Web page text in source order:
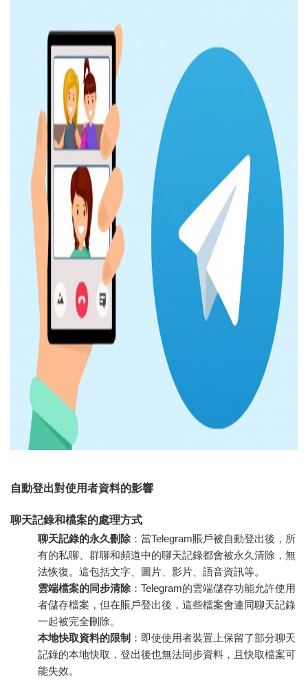
自動登出對使用者資料的影響
聊天記錄和檔案的處理方式
聊天記錄的永久刪除 ：當Telegram賬戶被自動登出後，所
有的私聊、群聊和頻道中的聊天記錄都會被永久清除，無
法恢復。這包括文字、圖片、影片、語音資訊等。
雲端檔案的同步清除 ：Telegram的雲端儲存功能允許使用
者儲存檔案，但在賬戶登出後，這些檔案會連同聊天記錄
一起被完全刪除。
本地快取資料的限制 ：即使使用者裝置上保留了部分聊天
記錄的本地快取，登出後也無法同步資料，且快取檔案可
能失效。